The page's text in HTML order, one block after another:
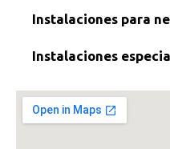
Instalaciones para
Instalaciones